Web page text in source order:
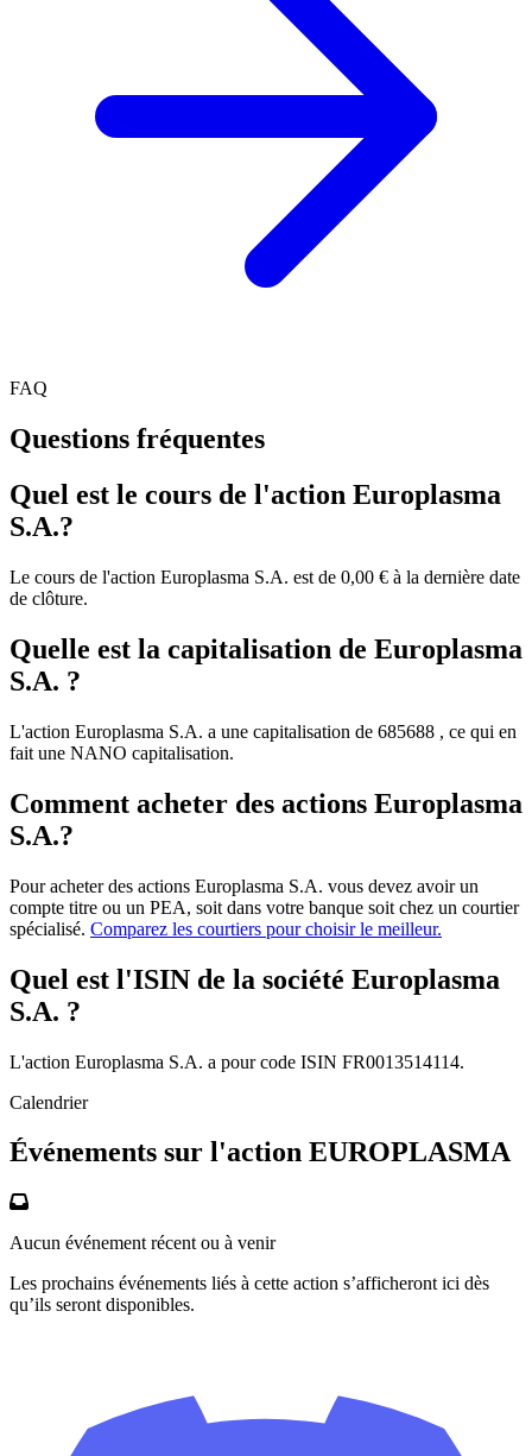
FAQ
Questions fréquentes
Quel est le cours de l'action Europlasma
S.A.?
Le cours de l'action Europlasma S.A. est de 0,00 € à la dernière date
de clôture.
Quelle est la capitalisation de Europlasma
S.A. ?
L'action Europlasma S.A. a une capitalisation de 685688 , ce qui en
fait une NANO capitalisation.
Comment acheter des actions Europlasma
S.A.?
Pour acheter des actions Europlasma S.A. vous devez avoir un
compte titre ou un PEA, soit dans votre banque soit chez un courtier
spécialisé. Comparez les courtiers pour choisir le meilleur.
Quel est l'ISIN de la société Europlasma
S.A. ?
L'action Europlasma S.A. a pour code ISIN FR0013514114.
Calendrier
Événements sur l'action EUROPLASMA
Aucun événement récent ou à venir
Les prochains événements liés à cette action s’afficheront ici dès
qu’ils seront disponibles.